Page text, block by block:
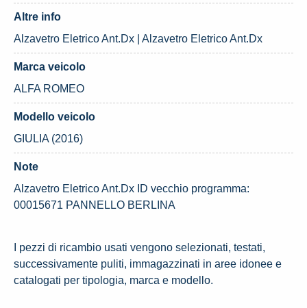
Altre info
Alzavetro Eletrico Ant.Dx | Alzavetro Eletrico Ant.Dx
Marca veicolo
ALFA ROMEO
Modello veicolo
GIULIA (2016)
Note
Alzavetro Eletrico Ant.Dx ID vecchio programma:
00015671 PANNELLO BERLINA
I pezzi di ricambio usati vengono selezionati, testati,
successivamente puliti, immagazzinati in aree idonee e
catalogati per tipologia, marca e modello.